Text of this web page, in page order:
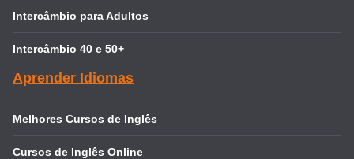
Intercâmbio para Adultos
Intercâmbio 40 e 50+
Aprender Idiomas
Melhores Cursos de Inglês
Cursos de Inglês Online